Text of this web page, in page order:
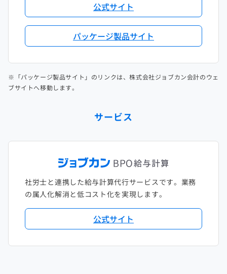
公式サイト
パッケージ製品サイト
※「パッケージ製品サイト」のリンクは、株式会社ジョブカン会計のウェ
ブサイトへ移動します。
サービス
社労士と連携した給与計算代行サービスです。業務
の属人化解消と低コスト化を実現します。
公式サイト